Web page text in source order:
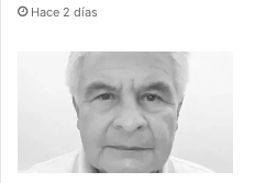
Hace 2 días